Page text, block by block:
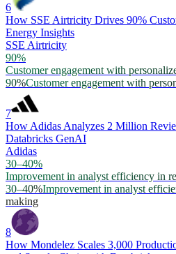
6
How SSE Airtricity Drives 90%
Energy Insights
SSE Airtricity
90%
Customer engagement with
90%Customer engagement with
7
How Adidas Analyzes 2 Million
Databricks GenAI
Adidas
30–40%
Improvement in analyst efficiency in
30–40%Improvement in analyst
making
8
How Mondelez Scales 3,000